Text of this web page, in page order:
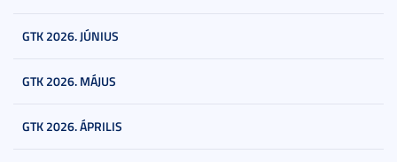
GTK 2026. JÚNIUS
GTK 2026. MÁJUS
GTK 2026. ÁPRILIS